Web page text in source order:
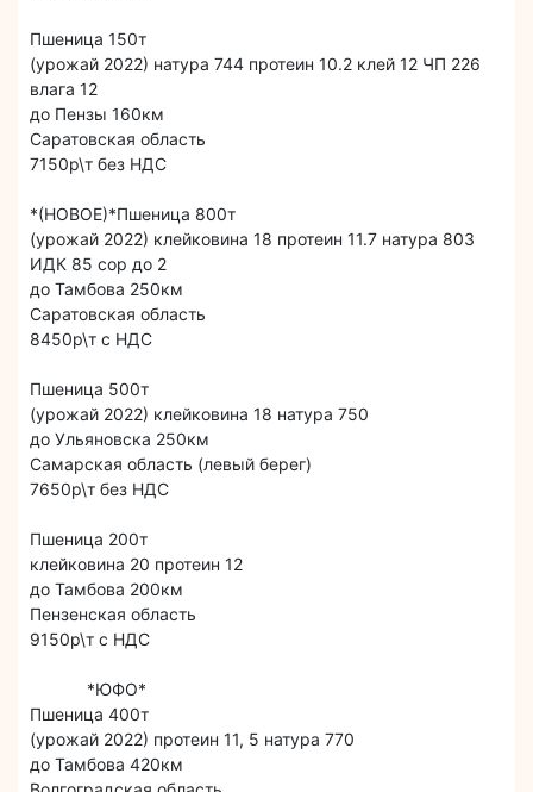
Пшеница 150т
(урожай 2022) натура 744 протеин 10.2 клей 12 ЧП 226
влага 12
до Пензы 160км
Саратовская область
7150р\т без НДС
*(НОВОЕ)*Пшеница 800т
(урожай 2022) клейковина 18 протеин 11.7 натура 803
ИДК 85 сор до 2
до Тамбова 250км
Саратовская область
8450р\т с НДС
Пшеница 500т
(урожай 2022) клейковина 18 натура 750
до Ульяновска 250км
Самарская область (левый берег)
7650р\т без НДС
Пшеница 200т
клейковина 20 протеин 12
до Тамбова 200км
Пензенская область
9150р\т с НДС
*ЮФО*
Пшеница 400т
(урожай 2022) протеин 11, 5 натура 770
до Тамбова 420км